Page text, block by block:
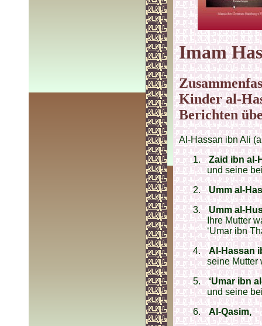
Imam
Kinder al-
Berichten
Al-Hassan ibn Ali
1.
Zaid ibn al-
und seine
2.
Umm al-
3.
Umm al-
Ihre Mutter
‘Umar ibn
4.
Al-Hassan
seine Mutter
5.
‘Umar ibn
und seine
6.
Al-Qasim,